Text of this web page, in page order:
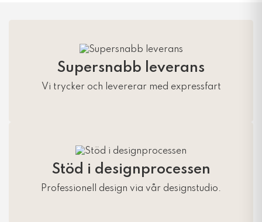
Supersnabb leverans
Vi trycker och levererar med expressfart
Stöd i designprocessen
Professionell design via vår designstudio.